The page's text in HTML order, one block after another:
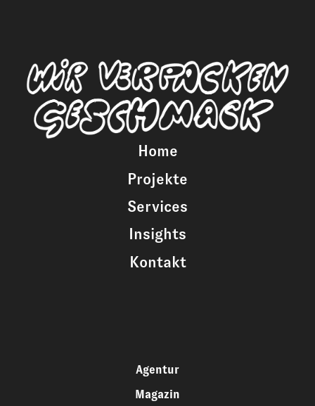
Home
Projekte
Services
Insights
Kontakt
Agentur
Magazin